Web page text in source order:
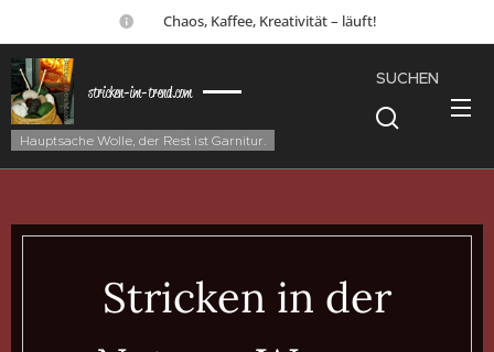
☕ Chaos, Kaffee, Kreativität – läuft!
stricken-im-trend.com
Hauptsache Wolle, der Rest ist Garnitur.
SUCHEN
Stricken in der